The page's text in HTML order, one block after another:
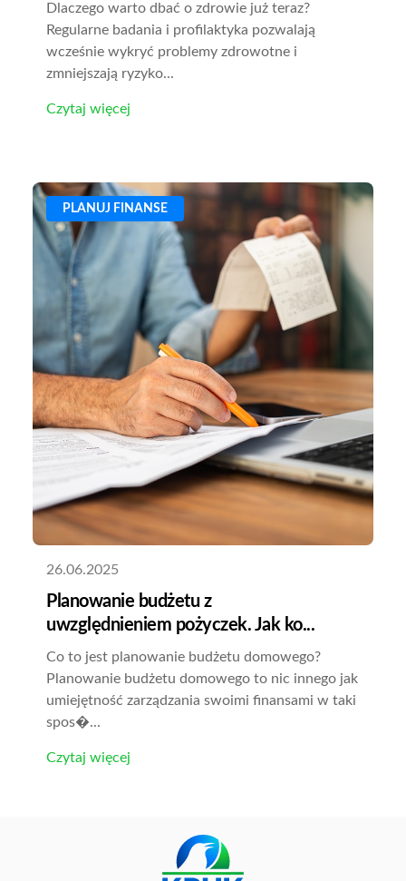
Dlaczego warto dbać o zdrowie już teraz?
Regularne badania i profilaktyka pozwalają
wcześnie wykryć problemy zdrowotne i
zmniejszają ryzyko...
Czytaj więcej
PLANUJ FINANSE
26.06.2025
Planowanie budżetu z
uwzględnieniem pożyczek. Jak ko...
Co to jest planowanie budżetu domowego?
Planowanie budżetu domowego to nic innego jak
umiejętność zarządzania swoimi finansami w taki
spos�...
Czytaj więcej